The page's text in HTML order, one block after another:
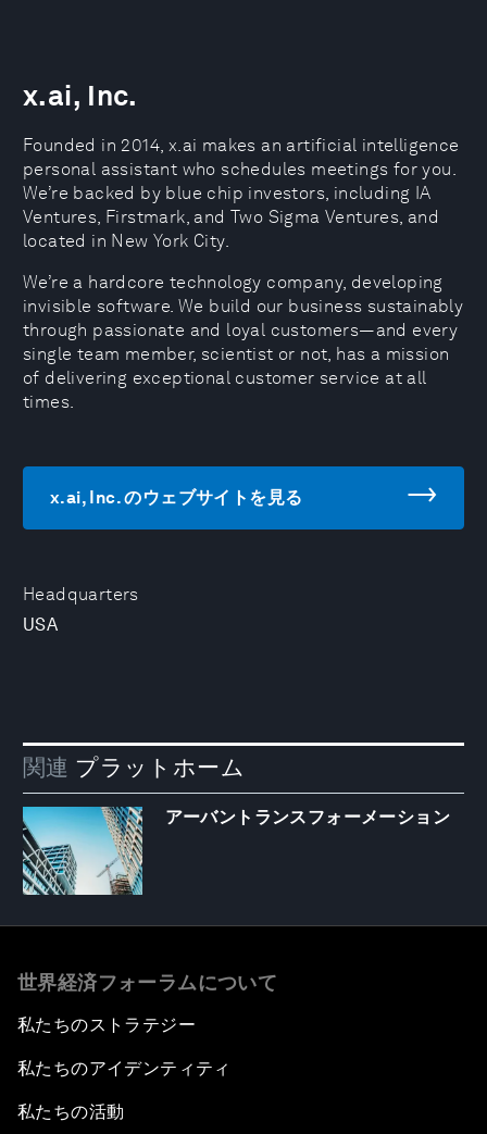
Headquarters
USA
x.ai, Inc.
Founded in 2014, x.ai makes an artificial intelligence
personal assistant who schedules meetings for you.
We’re backed by blue chip investors, including IA
Ventures, Firstmark, and Two Sigma Ventures, and
located in New York City.
We’re a hardcore technology company, developing
invisible software. We build our business sustainably
through passionate and loyal customers—and every
single team member, scientist or not, has a mission
of delivering exceptional customer service at all
times.
x.ai, Inc. のウェブサイトを見る
関連 プラットホーム
アーバントランスフォーメーション
世界経済フォーラムについて
私たちのストラテジー
私たちのアイデンティティ
私たちの活動